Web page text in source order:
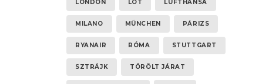
LONDON LOT LUFTHANSA
MILANO MÜNCHEN PÁRIZS
RYANAIR RÓMA STUTTGART
SZTRÁJK TÖRÖLT JÁRAT